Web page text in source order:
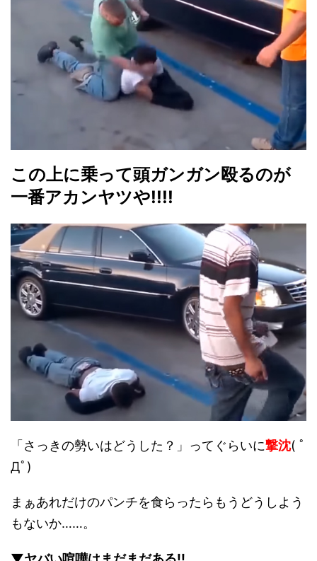
この上に乗って頭ガンガン殴るのが
一番アカンヤツや!!!!
「さっきの勢いはどうした？」ってぐらいに撃沈( ﾟ
Дﾟ)
まぁあれだけのパンチを食らったらもうどうしよう
もないか……。